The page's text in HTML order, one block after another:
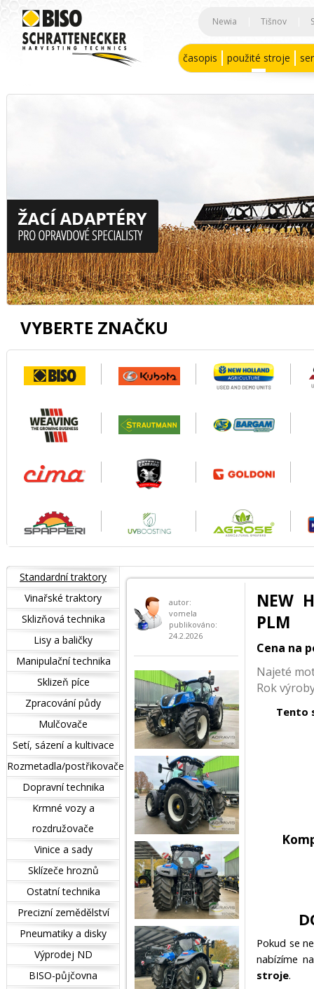
Newia Tišnov
časopis použité stroje
VYBERTE ZNAČKU
autor:
vomela
publikováno:
24.2.2026
NEW
PLM
Cena na
Najeté
Rok
Tento
Pokud se
nabízíme
stroje.
Standardní traktory
Vinařské traktory
Sklizňová technika
Lisy a baličky
Manipulační technika
Sklizeň píce
Zpracování půdy
Mulčovače
Setí, sázení a kultivace
Rozmetadla/postřikovače
Dopravní technika
Krmné vozy a
rozdružovače
Vinice a sady
Sklízeče hroznů
Ostatní technika
Precizní zemědělství
Pneumatiky a disky
Výprodej ND
BISO-půjčovna